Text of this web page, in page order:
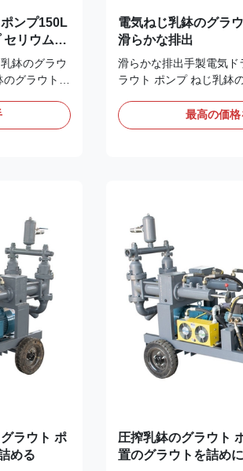
ンプ150L
セリウムの
鉢のグラウ
のグラウト機
備の後やっと
プを始める
ターがホッ
回ることを
ことは正し
条件に反対
...
電気ねじ乳鉢のグラ
滑らかな排出
滑らかな排出手製電気
ラウト ポンプ ねじ乳鉢
フレームは適度な構造お
みおよび集まっている
とに影響を与えることを
めることの間に固定され
力測定のコネクター圧力
方構造である、1つの端
あり、もう一方の端は圧
合箇所に接続される。...
最高の価
ラウト ポ
める
圧搾乳鉢のグラウト
置のグラウトを詰め